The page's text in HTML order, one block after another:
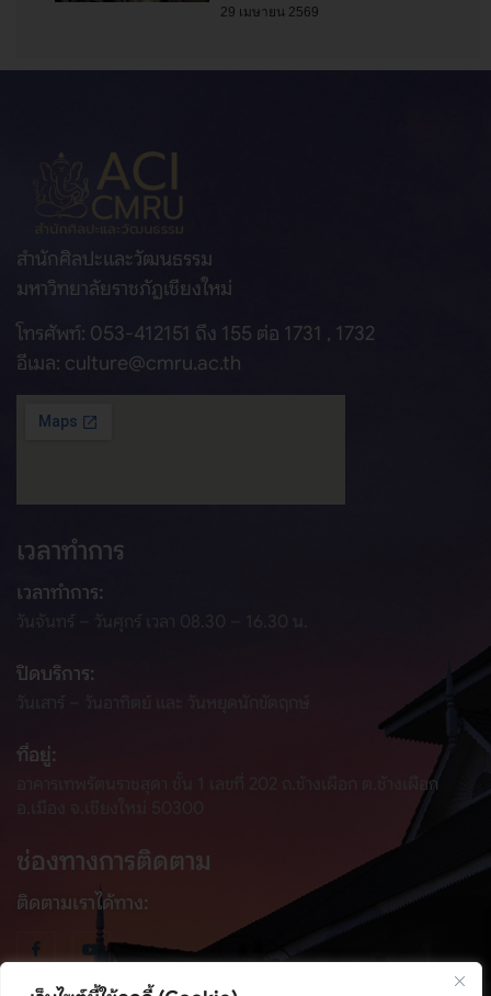
29 เมษายน 2569
สำนักศิลปะและวัฒนธรรม
มหาวิทยาลัยราชภัฏเชียงใหม่
โทรศัพท์: 053-412151 ถึง 155 ต่อ 1731 , 1732
อีเมล: culture@cmru.ac.th
เวลาทำการ
เวลาทำการ:
วันจันทร์ – วันศุกร์ เวลา 08.30 – 16.30 น.
ปิดบริการ:
ที่อยู่:
อาคารเทพรัตนราชสุดา ชั้น 1 เลขที่ 202 ถ.ช้างเผือก ต.ช้างเผือก
ช่องทางการติดตาม
ติดตามเราได้ทาง: